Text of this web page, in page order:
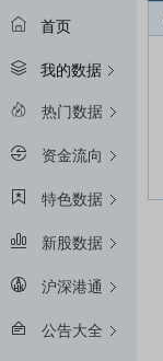
首页
我的数据
热门数据
资金流向
特色数据
新股数据
沪深港通
公告大全